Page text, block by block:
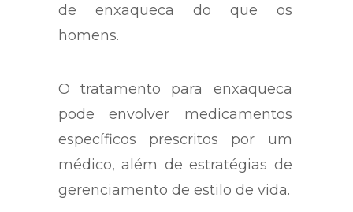
de enxaqueca do que os
homens.
O tratamento para enxaqueca
pode envolver medicamentos
específicos prescritos por um
médico, além de estratégias de
gerenciamento de estilo de vida.